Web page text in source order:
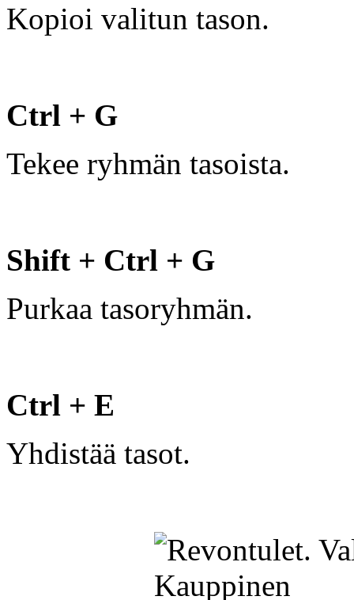
Kopioi valitun tason.
Ctrl + G
Tekee ryhmän tasoista.
Shift + Ctrl + G
Purkaa tasoryhmän.
Ctrl + E
Yhdistää tasot.